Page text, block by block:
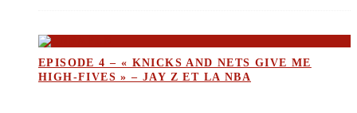
EPISODE 4 – « KNICKS AND NETS GIVE ME
HIGH-FIVES » – JAY Z ET LA NBA